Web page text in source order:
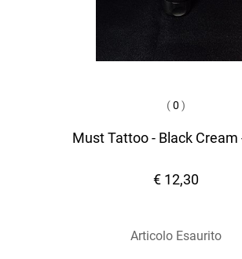
(0 )
Must Tattoo - Black Cream
€ 12,30
Articolo Esaurito